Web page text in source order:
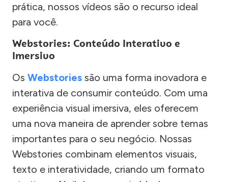
prática, nossos vídeos são o recurso ideal
para você.
Webstories: Conteúdo Interativo e
Imersivo
Os Webstories são uma forma inovadora e
interativa de consumir conteúdo. Com uma
experiência visual imersiva, eles oferecem
uma nova maneira de aprender sobre temas
importantes para o seu negócio. Nossas
Webstories combinam elementos visuais,
texto e interatividade, criando um formato